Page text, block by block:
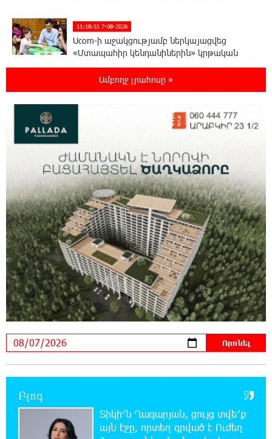
11:18:51 7-08-2026
Ucom-ի աջակցությամբ ներկայացվեց
«Մտապահիր կենդանիներին» կրթական
Այսօր ժամը 15:00 ից «Ուժեղ Հայաստան»-ի
պատգամավորները կլքեն ԱԺ-ն և կշարժվեն
դեպի Էջմիածին. Նարեկ Կարապետյան
11:06:57 7-08-2026
Այսօր ամոթի օր է, այսօր Էջմիածնում
դատում են Ամենայն Հայոց Կաթողիկոսին․
Մարիաննա Ղահրամանյան
10:44:42 7-08-2026
«ՀայաՔվեն» կանգնած է Հայ առաքելական
եկեղեցու պաշտպանության առաջնագծում
10:40:33 7-08-2026
«ՀայաՔվե»-ն խստորեն դատապարտում է
քրեական հետապնդումը
ուժերի պահեստազորի փոխգնդապետ, հետախուզական
զորքերի սպա Արսեն Վարդանյանի ծննդյան տարեդարձն է
Ամբողջ լրահոսը »
Բլոգ
Տիկի՜ն Ղազարյան, ցույց տվե՜ք
այն էջը, որտեղ գրված է Ուժեղ